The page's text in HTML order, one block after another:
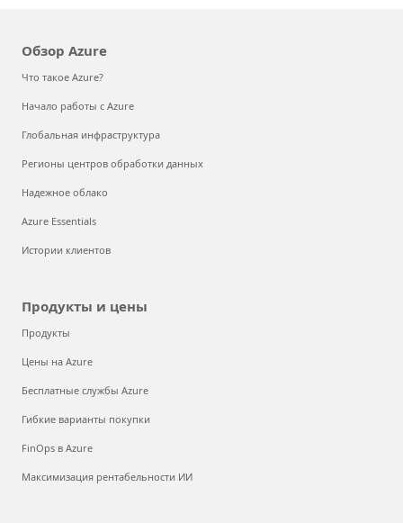
Обзор Azure
Что такое Azure?
Начало работы с Azure
Глобальная инфраструктура
Регионы центров обработки данных
Надежное облако
Azure Essentials
Истории клиентов
Продукты и цены
Продукты
Цены на Azure
Бесплатные службы Azure
Гибкие варианты покупки
FinOps в Azure
Максимизация рентабельности ИИ